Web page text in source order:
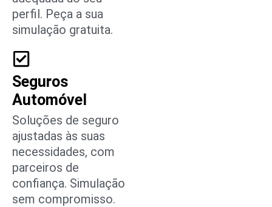
perfil. Peça a sua
simulação gratuita.
Seguros
Automóvel
Soluções de seguro
ajustadas às suas
necessidades, com
parceiros de
confiança. Simulação
sem compromisso.